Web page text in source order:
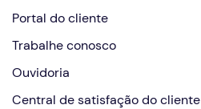
Portal do cliente
Trabalhe conosco
Ouvidoria
Central de satisfação do cliente